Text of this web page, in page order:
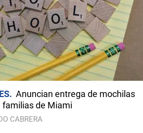
Anuncian entrega de mochilas
de Miami
CABRERA